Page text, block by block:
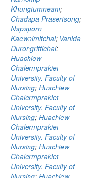
Khungtumneam;
Chadapa Prasertsong;
Napaporn
Kaewnimitchai; Vanida
Durongrittichai;
Huachiew
Chalermprakiet
University. Faculty of
Nursing; Huachiew
Chalermprakiet
University. Faculty of
Nursing; Huachiew
Chalermprakiet
University. Faculty of
Nursing; Huachiew
Chalermprakiet
University. Faculty of
Nursing; Huachiew